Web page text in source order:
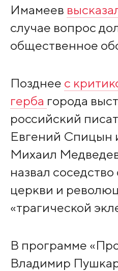
Имамеев
случае вопрос
общественное
Позднее с
герба города
российский
Евгений Спицын
Михаил
назвал
церкви и
«трагической
В программе
Владимир